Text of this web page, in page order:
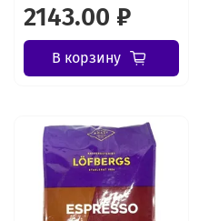
2143.00 ₽
В корзину